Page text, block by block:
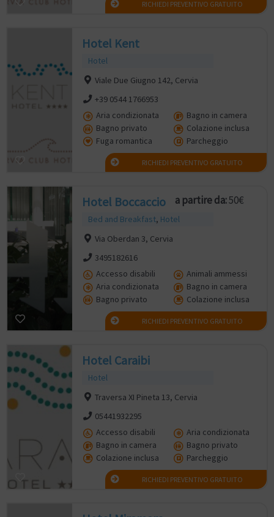
RICHIEDI PREVENTIVO GRATUITO
Hotel Kent
Hotel
Viale Due Giugno 142, Cervia
+39 0544 1766953
Aria condizionata
Bagno in camera
Bagno privato
Colazione inclusa
Fuga romantica
Parcheggio
RICHIEDI PREVENTIVO GRATUITO
Hotel Boccaccio
Bed and Breakfast, Hotel
a partire da:50€
Via Oberdan 3, Cervia
3495182616
Accesso disabili
Animali ammessi
Aria condizionata
Bagno in camera
Bagno privato
Colazione inclusa
RICHIEDI PREVENTIVO GRATUITO
Hotel Caraibi
Hotel
Traversa XI Pineta 13, Cervia
05441932295
Accesso disabili
Aria condizionata
Bagno in camera
Bagno privato
Colazione inclusa
Parcheggio
RICHIEDI PREVENTIVO GRATUITO